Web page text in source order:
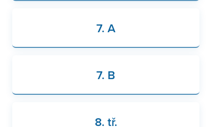
7. A
7. B
8. tř.